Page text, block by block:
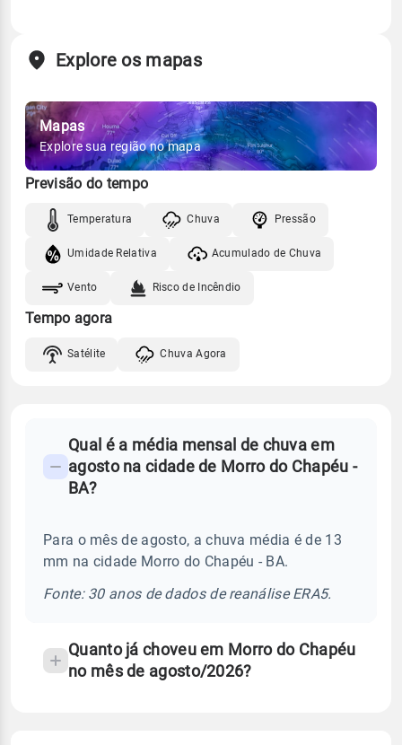
Explore os mapas
Mapas
Explore sua região no mapa
Previsão do tempo
Temperatura Chuva Pressão
Umidade Relativa Acumulado de Chuva
Vento Risco de Incêndio
Tempo agora
Satélite Chuva Agora
Perguntas
frequentes
chuva
temperatura
Qual é a média mensal de chuva em
agosto na cidade de Morro do Chapéu -
BA?
Para o mês de agosto, a chuva média é de 13
mm na cidade Morro do Chapéu - BA.
Fonte: 30 anos de dados de reanálise ERA5.
Quanto já choveu em Morro do Chapéu
no mês de agosto/2026?